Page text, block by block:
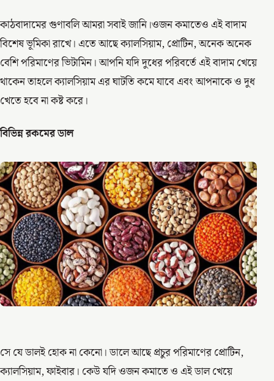
কাঠবাদামের গুণাবলি আমরা সবাই জানি।ওজন কমাতেও এই বাদাম
বিশেষ ভূমিকা রাখে। এতে আছে ক্যালসিয়াম, প্রোটিন, অনেক অনেক
বেশি পরিমাণের ভিটামিন। আপনি যদি দুধের পরিবর্তে এই বাদাম খেয়ে
থাকেন তাহলে ক্যালসিয়াম এর ঘাটতি কমে যাবে এবং আপনাকে ও দুধ
খেতে হবে না কষ্ট করে।
বিভিন্ন রকমের ডাল
সে যে ডালই হোক না কেনো। ডালে আছে প্রচুর পরিমাণের প্রোটিন,
ক্যালসিয়াম, ফাইবার। কেউ যদি ওজন কমাতে ও এই ডাল খেয়ে